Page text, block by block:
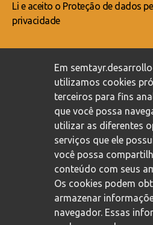
Li e aceito o Proteção de dados
privacidade
Política de privacidade
/ Política de
Em
utilizamos cookies
terceiros para fins
que você possa
utilizar as diferentes
serviços que ele
você possa
conteúdo com seus
Os cookies podem
armazenar
navegador. Essas